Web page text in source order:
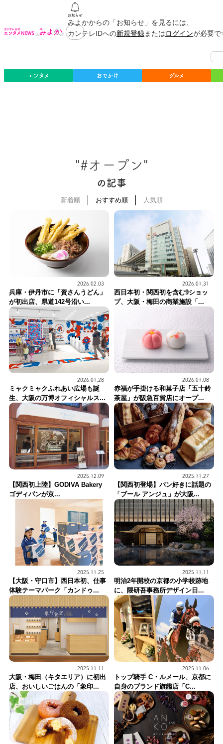
みよかからの「お知らせ」を見るには、
カンテレIDへの新規登録またはログインが必要
エンタメ おでかけ グルメ
"#オープン"
の記事
新着順 おすすめ順 人気順
2026.02.03
兵庫・伊丹市に「資さんうどん」
が初出店、県道142号沿い...
2026.01.31
西日本初・関西初を含む9ショッ
プ、大阪・梅田の商業施設「...
2026.01.28
ミャクミャクふれあい広場も誕
生、大阪の万博オフィシャルス...
2026.01.08
赤福が手掛ける和菓子店「五十鈴
茶屋」が阪急百貨店にオープ...
2025.12.09
【関西初上陸】GODIVA Bakery
ゴディパンが京...
2025.11.27
【関西初登場】パン好きに話題の
「ブール アンジュ」が大阪...
2025.11.25
【大阪・守口市】西日本初、仕事
体験テーマパーク「カンドゥ...
2025.11.11
明治2年開校の京都の小学校跡地
に、隈研吾事務所デザイン日...
2025.11.11
大阪・梅田（キタエリア）に初出
店、おいしいごはんの「象印...
2025.11.06
トップ騎手 C・ルメール、京都に
自身のブランド旗艦店「C...